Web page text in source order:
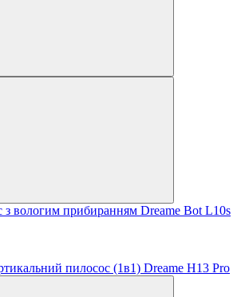
з вологим прибиранням Dreame Bot L10s